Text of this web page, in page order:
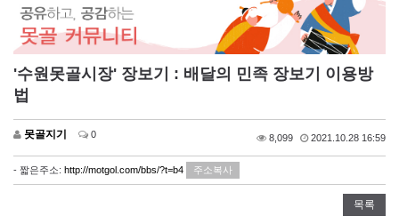
'수원못골시장' 장보기 : 배달의 민족 장보기 이용방
법
못골지기 0 8,099 2021.10.28 16:59
- 짧은주소: http://motgol.com/bbs/?t=b4 주소복사
목록